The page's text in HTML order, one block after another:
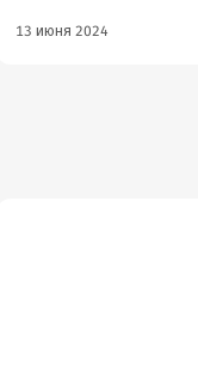
13 июня 2024